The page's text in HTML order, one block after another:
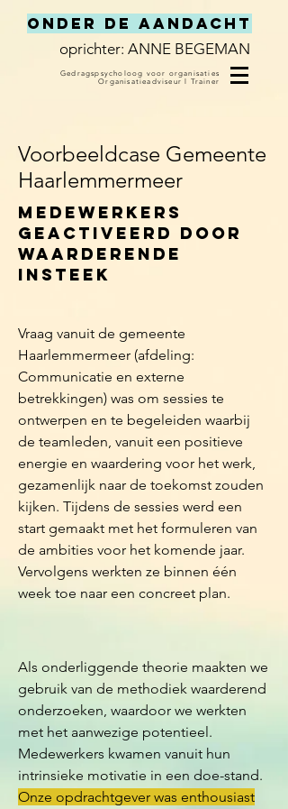
Onder de Aandacht
Gedragspsycholoog voor organisaties
Organisatieadviseur
Trainer
oprichter: ANNE BEGEMAN
Medewerkers
geactiveerd door
waarderende
insteek
Vraag vanuit de gemeente
Haarlemmermeer (afdeling:
Communicatie en externe
betrekkingen) was om sessies te
ontwerpen en te begeleiden waarbij
de teamleden, vanuit een positieve
energie en waardering voor het werk,
gezamenlijk naar de toekomst zouden
kijken. Tijdens de sessies werd een
start gemaakt met het formuleren van
de ambities voor het komende jaar.
Vervolgens werkten ze binnen één
week toe naar een concreet plan.
Voorbeeldcase Gemeente
Haarlemmermeer
Als onderliggende theorie maakten we
gebruik van de methodiek waarderend
onderzoeken, waardoor we werkten
met het aanwezige potentieel.
Medewerkers kwamen vanuit hun
intrinsieke motivatie in een doe-stand.
Onze opdrachtgever was enthousiast